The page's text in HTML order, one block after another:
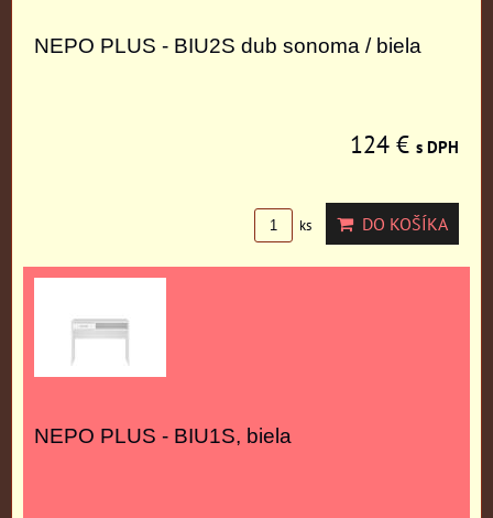
NEPO PLUS - BIU2S dub sonoma / biela
124 € s DPH
ks DO KOŠÍKA
NEPO PLUS - BIU1S, biela